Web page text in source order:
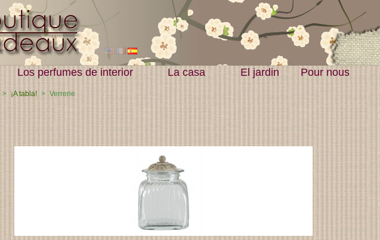
Los perfumes de interior La casa El jardin Pour nous
> ¡A tabla! > Verrerie
hay 37 productos